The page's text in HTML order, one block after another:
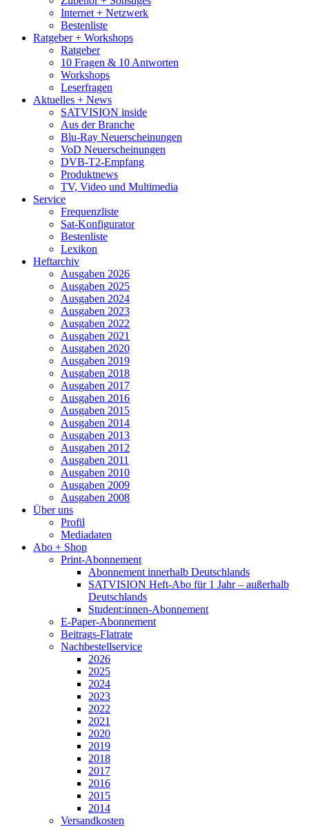
Internet + Netzwerk
Bestenliste
Ratgeber + Workshops
Ratgeber
10 Fragen & 10 Antworten
Workshops
Leserfragen
Aktuelles + News
SATVISION inside
Aus der Branche
Blu-Ray Neuerscheinungen
VoD Neuerscheinungen
DVB-T2-Empfang
Produktnews
TV, Video und Multimedia
Service
Frequenzliste
Sat-Konfigurator
Bestenliste
Lexikon
Heftarchiv
Ausgaben 2026
Ausgaben 2025
Ausgaben 2024
Ausgaben 2023
Ausgaben 2022
Ausgaben 2021
Ausgaben 2020
Ausgaben 2019
Ausgaben 2018
Ausgaben 2017
Ausgaben 2016
Ausgaben 2015
Ausgaben 2014
Ausgaben 2013
Ausgaben 2012
Ausgaben 2011
Ausgaben 2010
Ausgaben 2009
Ausgaben 2008
Über uns
Profil
Mediadaten
Abo + Shop
Print-Abonnement
Abonnement innerhalb Deutschlands
SATVISION Heft-Abo für 1 Jahr – außerhalb
Deutschlands
Student:innen-Abonnement
E-Paper-Abonnement
Beitrags-Flatrate
Nachbestellservice
2026
2025
2024
2023
2022
2021
2020
2019
2018
2017
2016
2015
2014
Versandkosten